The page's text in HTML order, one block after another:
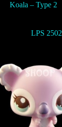
Koala – Type 2
LPS 2502